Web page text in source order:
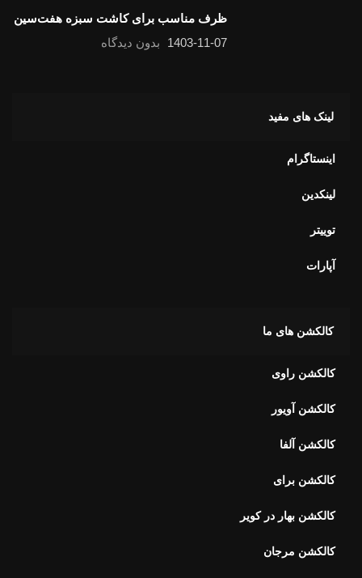
ظرف مناسب برای کاشت سبزه هفت‌سین
1403-11-07
بدون دیدگاه
لینک های مفید
اینستاگرام
لینکدین
توییتر
آپارات
کالکشن های ما
کالکشن راوی
کالکشن آویور
کالکشن آلفا
کالکشن برای
کالکشن بهار در کویر
کالکشن مرجان